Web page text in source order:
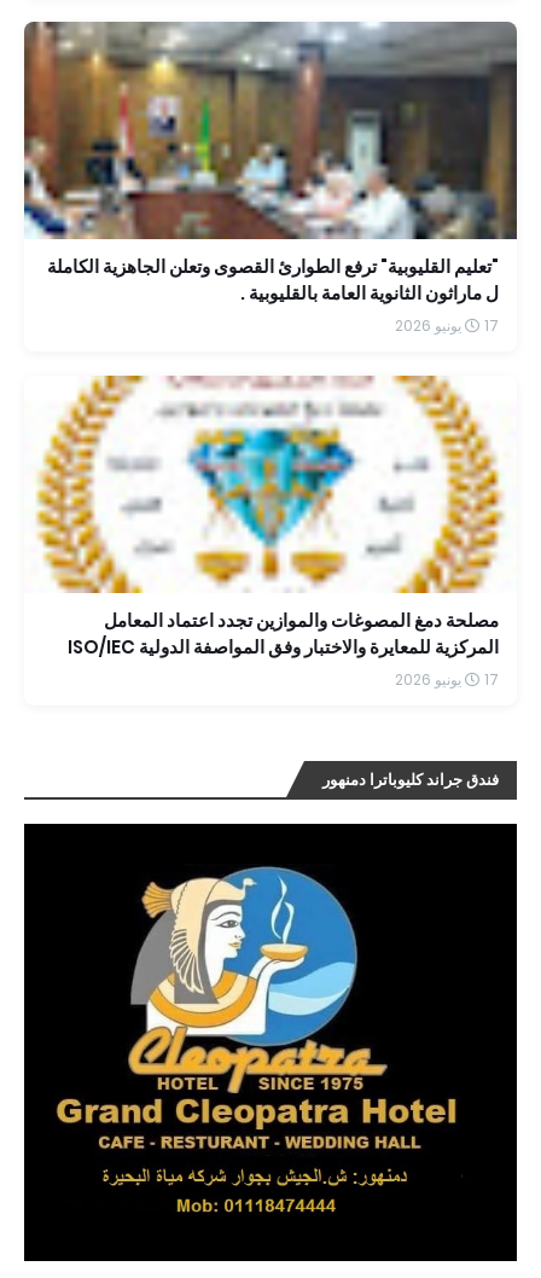
"تعليم القليوبية" ترفع الطوارئ القصوى وتعلن الجاهزية الكاملة
ل ماراثون الثانوية العامة بالقليوبية .
17 يونيو 2026
مصلحة دمغ المصوغات والموازين تجدد اعتماد المعامل
المركزية للمعايرة والاختبار وفق المواصفة الدولية ISO/IEC
17025:2017 حتى عام 2030
17 يونيو 2026
فندق جراند كليوباترا دمنهور